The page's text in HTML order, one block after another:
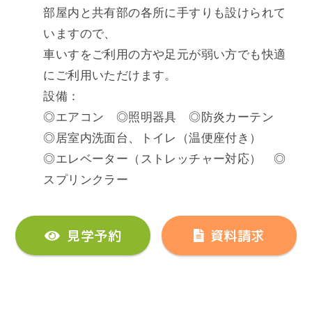
部屋内と共有部の各所に手すりも設けられて
いますので、
車いすをご利用の方や足元が弱い方でも快適
にご利用いただけます。
設備：
◎エアコン ◎照明器具 ◎防炎カーテン
◎居室内洗面台、トイレ（温便座付き）
◎エレベーター（ストレッチャー対応） ◎
スプリンクラー
見学予約 資料請求